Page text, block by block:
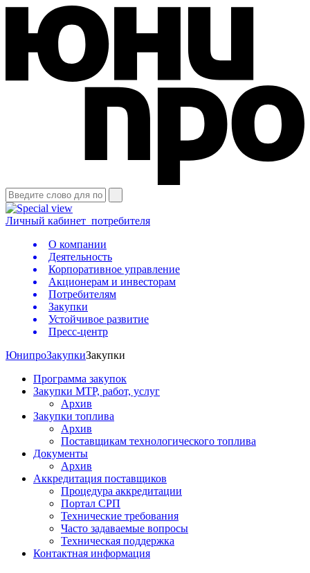
Личный кабинет потребителя
О компании
Деятельность
Корпоративное управление
Акционерам и инвесторам
Потребителям
Закупки
Устойчивое развитие
Пресс-центр
ЮнипроЗакупкиЗакупки
Программа закупок
Закупки МТР, работ, услуг
Архив
Закупки топлива
Архив
Поставщикам технологического топлива
Документы
Архив
Аккредитация поставщиков
Процедура аккредитации
Портал СРП
Технические требования
Часто задаваемые вопросы
Техническая поддержка
Контактная информация